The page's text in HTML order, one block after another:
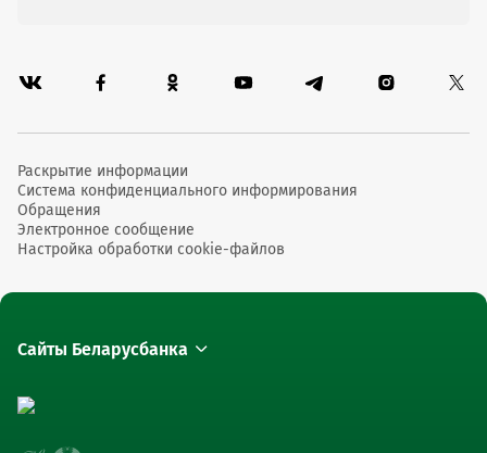
Раскрытие информации
Система конфиденциального информирования
Обращения
Электронное сообщение
Настройка обработки cookie-файлов
Сайты Беларусбанка